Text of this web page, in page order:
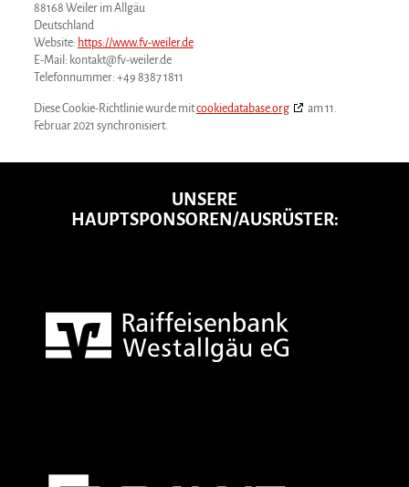
88168 Weiler im Allgäu
Deutschland
Website: https://www.fv-weiler.de
E-Mail: kontakt@fv-weiler.de
Telefonnummer: +49 8387 1811
Diese Cookie-Richtlinie wurde mitcookiedatabase.org
am 11.
Februar 2021 synchronisiert.
UNSERE
HAUPTSPONSOREN/AUSRÜSTER: